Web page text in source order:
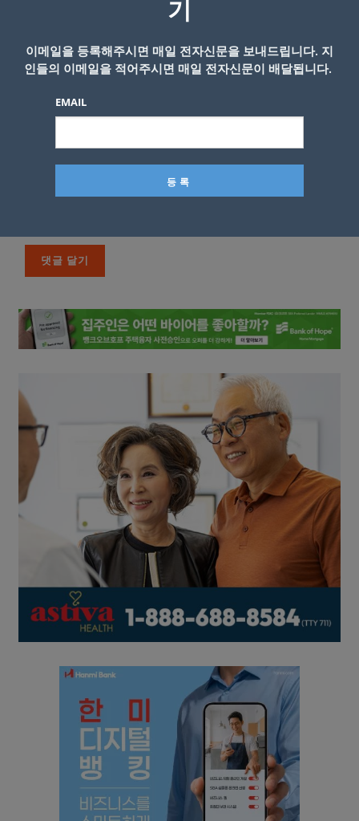
기
이메일을 등록해주시면 매일 전자신문을 보내드립니다. 지
인들의 이메일을 적어주시면 매일 전자신문이 배달됩니다.
EMAIL